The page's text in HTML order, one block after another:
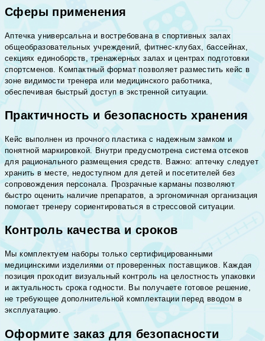
Сферы применения
Аптечка универсальна и востребована в спортивных залах
общеобразовательных учреждений, фитнес-клубах, бассейнах,
секциях единоборств, тренажерных залах и центрах подготовки
спортсменов. Компактный формат позволяет разместить кейс в
зоне видимости тренера или медицинского работника,
обеспечивая быстрый доступ в экстренной ситуации.
Практичность и безопасность хранения
Кейс выполнен из прочного пластика с надежным замком и
понятной маркировкой. Внутри предусмотрена система отсеков
для рационального размещения средств. Важно: аптечку следует
хранить в месте, недоступном для детей и посетителей без
сопровождения персонала. Прозрачные карманы позволяют
быстро оценить наличие препаратов, а эргономичная организация
помогает тренеру сориентироваться в стрессовой ситуации.
Контроль качества и сроков
Мы комплектуем наборы только сертифицированными
медицинскими изделиями от проверенных поставщиков. Каждая
позиция проходит визуальный контроль на целостность упаковки
и актуальность срока годности. Вы получаете готовое решение,
не требующее дополнительной комплектации перед вводом в
эксплуатацию.
Оформите заказ для безопасности